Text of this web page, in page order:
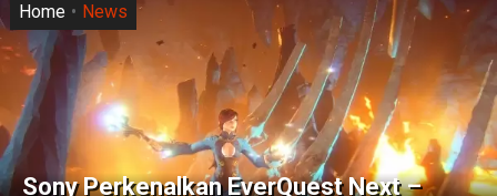
Sony Perkenalkan EverQuest Next –
Home News